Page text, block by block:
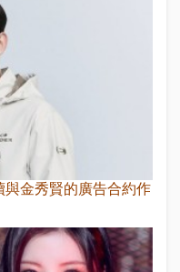
與金秀賢的廣告合約作